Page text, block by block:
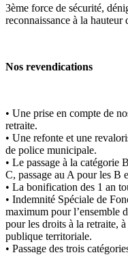
3ème force de sécurité,
reconnaissance à la hauteur
Nos revendications
• Une prise en compte de
retraite.
• Une refonte et une
de police municipale.
• Le passage à la catégorie
C, passage au A pour les B
• La bonification des 1 an
• Indemnité Spéciale de
maximum pour l’ensemble
pour les droits à la retraite,
publique territoriale.
• Passage des trois